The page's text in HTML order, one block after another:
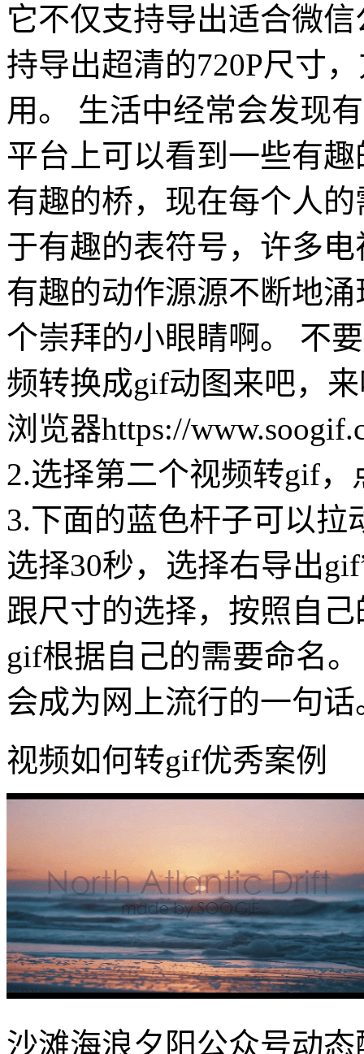
它不仅支持导出适合微
持导出超清的720P尺寸
用。 生活中经常会发现
平台上可以看到一些有
有趣的桥，现在每个人
于有趣的表符号，许多
有趣的动作源源不断地
个崇拜的小眼睛啊。 不
频转换成gif动图来吧，
浏览器https://
2.选择第二个视频转gif
3.下面的蓝色杆子可以
选择30秒，选择右导出
跟尺寸的选择，按照自
gif根据自己的需要命名
会成为网上流行的一句
视频如何转gif优秀案例
沙滩海浪夕阳公众号动态